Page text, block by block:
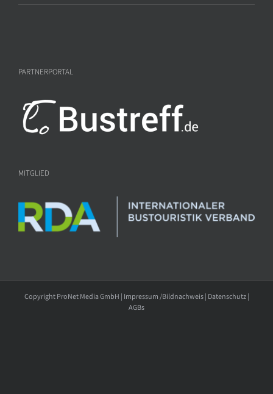
PARTNERPORTAL
MITGLIED
Copyright ProNet Media GmbH | Impressum /Bildnachweis| Datenschutz|
AGBs